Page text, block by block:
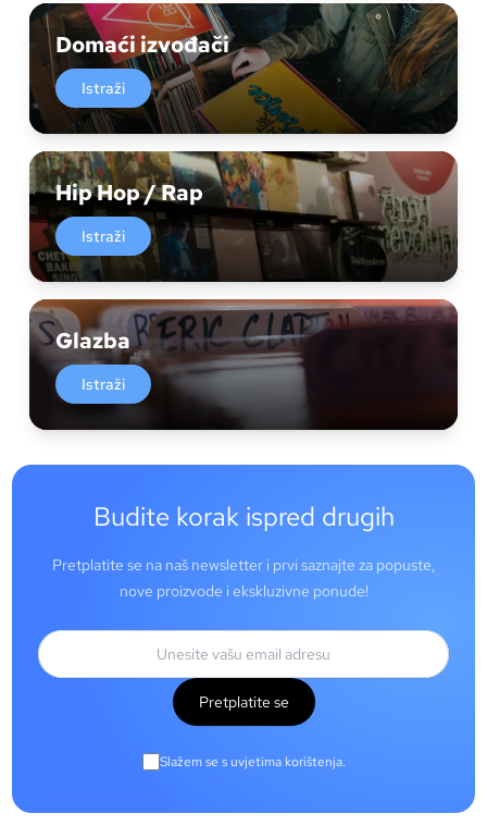
Domaći izvođači
Istraži
Hip Hop / Rap
Istraži
Glazba
Istraži
Budite korak ispred drugih
Pretplatite se na naš newsletter i prvi saznajte za popuste,
nove proizvode i ekskluzivne ponude!
Pretplatite se
Slažem se s uvjetima korištenja.